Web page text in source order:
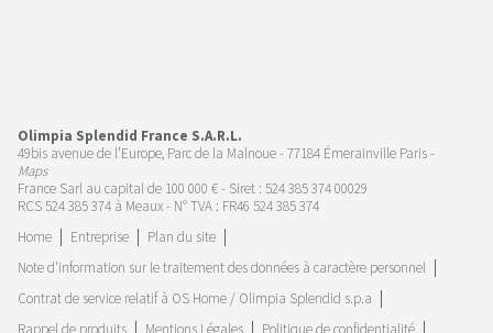
Olimpia Splendid France S.A.R.L.
49bis avenue de l’Europe, Parc de la Malnoue - 77184 Émerainville Paris -
Maps
France Sarl au capital de 100 000 € - Siret : 524 385 374 00029
RCS 524 385 374 à Meaux - N° TVA : FR46 524 385 374
Home
Entreprise
Plan du site
Note d'information sur le traitement des données à caractère personnel
Contrat de service relatif à OS Home / Olimpia Splendid s.p.a